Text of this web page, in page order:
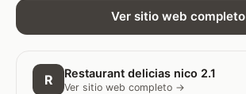
Ver sitio web completo
R Restaurant delicias nico 2.1
Ver sitio web completo →